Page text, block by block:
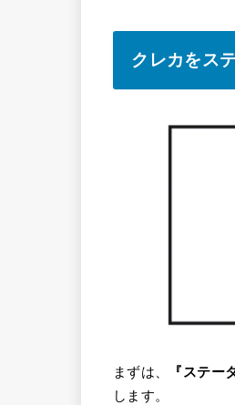
クレカをス
まずは、 『ステー
します。